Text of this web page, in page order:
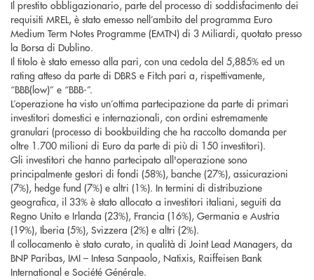
Il prestito obbligazionario, parte del processo di soddisfacimento dei
requisiti MREL, è stato emesso nell’ambito del programma Euro
Medium Term Notes Programme (EMTN) di 3 Miliardi, quotato presso
la Borsa di Dublino.
Il titolo è stato emesso alla pari, con una cedola del 5,885% ed un
rating atteso da parte di DBRS e Fitch pari a, rispettivamente,
“BBB(low)” e “BBB-”.
L’operazione ha visto un’ottima partecipazione da parte di primari
investitori domestici e internazionali, con ordini estremamente
granulari (processo di bookbuilding che ha raccolto domanda per
oltre 1.700 milioni di Euro da parte di più di 150 investitori).
Gli investitori che hanno partecipato all'operazione sono
principalmente gestori di fondi (58%), banche (27%), assicurazioni
(7%), hedge fund (7%) e altri (1%). In termini di distribuzione
geografica, il 33% è stato allocato a investitori italiani, seguiti da
Regno Unito e Irlanda (23%), Francia (16%), Germania e Austria
(19%), Iberia (5%), Svizzera (2%) e altri (2%).
Il collocamento è stato curato, in qualità di Joint Lead Managers, da
BNP Paribas, IMI – Intesa Sanpaolo, Natixis, Raiffeisen Bank
International e Société Générale.